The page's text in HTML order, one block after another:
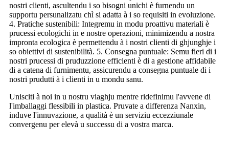
nostri clienti, ascultendu i so bisogni unichi è furnendu un
supportu persunalizatu chì si adatta à i so requisiti in evoluzione.
4. Pratiche sustenibili: Integremu in modu proattivu materiali è
prucessi ecologichi in e nostre operazioni, minimizendu a nostra
impronta ecologica è permettendu à i nostri clienti di ghjunghje i
so obiettivi di sustenibilità. 5. Consegna puntuale: Semu fieri di i
nostri prucessi di pruduzzione efficienti è di a gestione affidabile
di a catena di furnimentu, assicurendu a consegna puntuale di i
nostri prudutti à i clienti in u mondu sanu.
Unisciti à noi in u nostru viaghju mentre ridefinimu l'avvene di
l'imballaggi flessibili in plastica. Pruvate a differenza Nanxin,
induve l'innuvazione, a qualità è un serviziu eccezziunale
convergenu per elevà u successu di a vostra marca.